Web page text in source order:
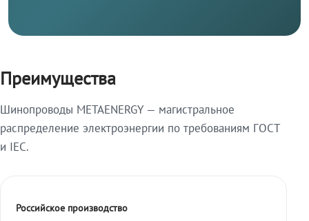
Преимущества
Шинопроводы METAENERGY — магистральное
распределение электроэнергии по требованиям ГОСТ
и IEC.
Российское производство